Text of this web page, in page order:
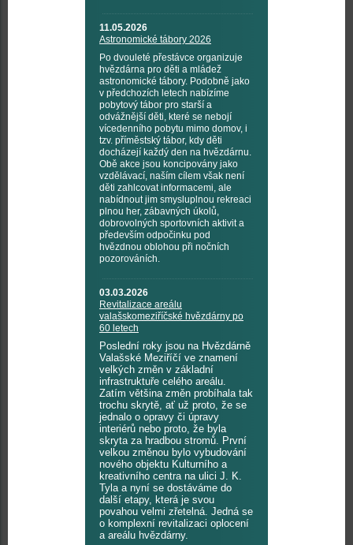
11.05.2026
Astronomické tábory 2026
Po dvouleté přestávce organizuje
hvězdárna pro děti a mládež
astronomické tábory. Podobně jako
v předchozích letech nabízíme
pobytový tábor pro starší a
odvážnější děti, které se nebojí
vícedenního pobytu mimo domov, i
tzv. příměstský tábor, kdy děti
docházejí každý den na hvězdárnu.
Obě akce jsou koncipovány jako
vzdělávací, naším cílem však není
děti zahlcovat informacemi, ale
nabídnout jim smysluplnou rekreaci
plnou her, zábavných úkolů,
dobrovolných sportovních aktivit a
především odpočinku pod
hvězdnou oblohou při nočních
pozorováních.
03.03.2026
Revitalizace areálu
valašskomeziříčské hvězdárny po
60 letech
Poslední roky jsou na Hvězdárně
Valašské Meziříčí ve znamení
velkých změn v základní
infrastruktuře celého areálu.
Zatím většina změn probíhala tak
trochu skrytě, ať už proto, že se
jednalo o opravy či úpravy
interiérů nebo proto, že byla
skryta za hradbou stromů. První
velkou změnou bylo vybudování
nového objektu Kulturního a
kreativního centra na ulici J. K.
Tyla a nyní se dostáváme do
další etapy, která je svou
povahou velmi zřetelná. Jedná se
o komplexní revitalizaci oplocení
a areálu hvězdárny.